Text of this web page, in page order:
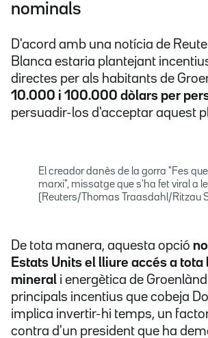
nominals
D'acord amb una notícia de
Blanca estaria plantejant
directes per als habitants de
10.000 i 100.000 dòlars per
persuadir-los d'acceptar aquest
El creador danès de la gorra "Fes
marxi", missatge que s'ha fet viral a
(Reuters/Thomas Traasdahl/Ritzau
De tota manera, aquesta opció
Estats Units el lliure accés a tota
mineral i energètica de
principals incentius que cobeja
implica invertir-hi temps, un
contra d'un president que ha